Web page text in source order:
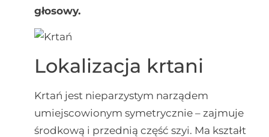
głosowy.
Lokalizacja krtani
Krtań jest nieparzystym narządem
umiejscowionym symetrycznie – zajmuje
środkową i przednią część szyi. Ma kształt